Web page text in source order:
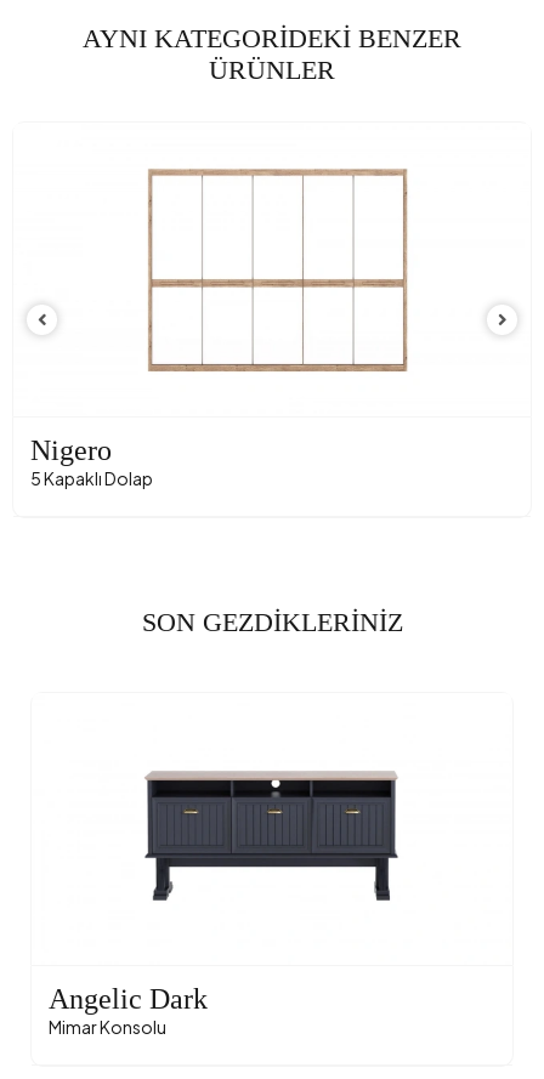
AYNI KATEGORİDEKİ BENZER
ÜRÜNLER
Nigero
5 Kapaklı Dolap
SON GEZDİKLERİNİZ
Angelic Dark
Mimar Konsolu